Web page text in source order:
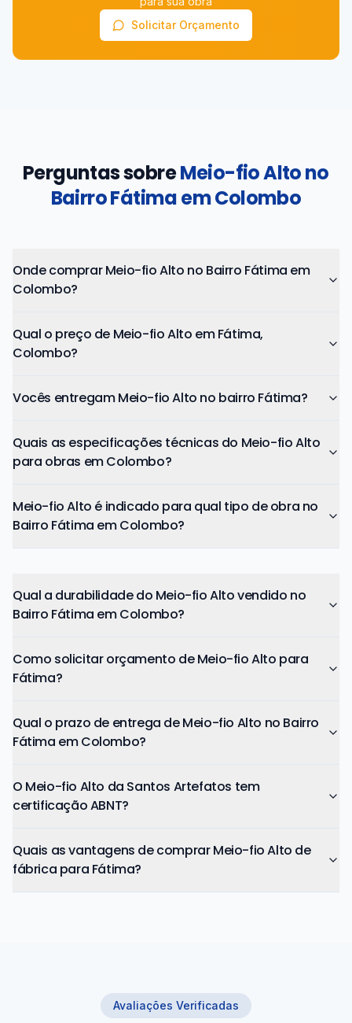
Solicitar Orçamento
Perguntas sobreMeio-fio Alto no
Bairro Fátima em Colombo
Onde comprar Meio-fio Alto no Bairro Fátima em
Colombo?
Qual o preço de Meio-fio Alto em Fátima,
Colombo?
Vocês entregam Meio-fio Alto no bairro Fátima?
Quais as especificações técnicas do Meio-fio Alto
para obras em Colombo?
Meio-fio Alto é indicado para qual tipo de obra no
Bairro Fátima em Colombo?
Qual a durabilidade do Meio-fio Alto vendido no
Bairro Fátima em Colombo?
Como solicitar orçamento de Meio-fio Alto para
Fátima?
Qual o prazo de entrega de Meio-fio Alto no Bairro
Fátima em Colombo?
O Meio-fio Alto da Santos Artefatos tem
certificação ABNT?
Quais as vantagens de comprar Meio-fio Alto de
fábrica para Fátima?
Avaliações Verificadas